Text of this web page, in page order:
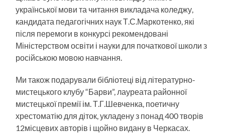
української мови та читання викладача коледжу,
кандидата педа­гогічних наук Т.С.Маркотенко, які
після перемоги в конкурсі рекомендовані
Міністерством освіти і науки для початкової школи з
російською мовою навчання.
Ми також подарували бібліотеці від літературно-
мистецького клубу “Барви”, лауреата районної
мистець­кої премії ім. Т.Г.Шевченка, поетичну
хрестоматію для діток, укладену з понад 400 творів
12місцевих авторів і щойно видану в Черкасах.